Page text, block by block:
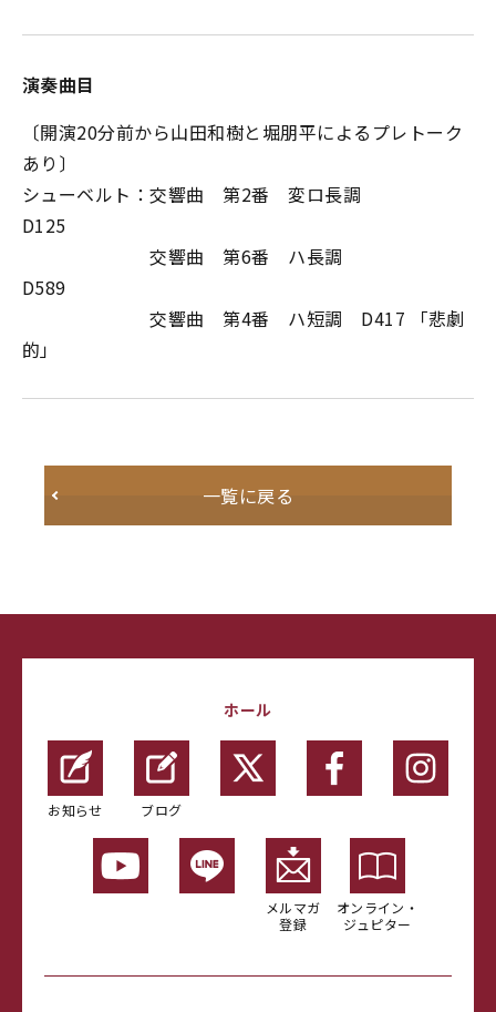
演奏曲目
〔開演20分前から山田和樹と堀朋平によるプレトーク
あり〕
シューベルト：交響曲 第2番 変ロ長調
D125
交響曲 第6番 ハ長調
D589
交響曲 第4番 ハ短調 D417 「悲劇
的」
一覧に戻る
ホール
お知らせ ブログ
メルマガ
登録
オンライン・
ジュピター